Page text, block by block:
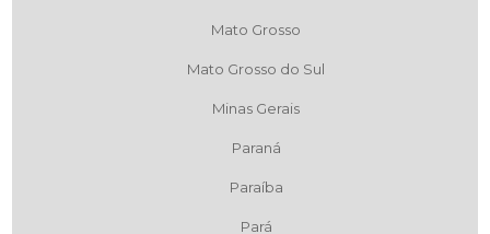
Mato Grosso
Mato Grosso do Sul
Minas Gerais
Paraná
Paraíba
Pará